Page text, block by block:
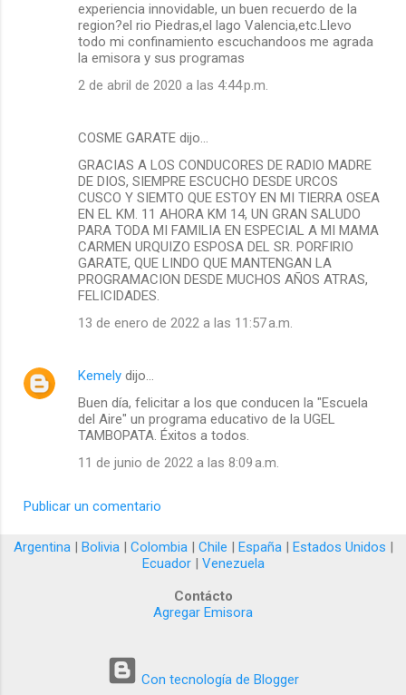
experiencia innovidable, un buen recuerdo de la
region?el rio Piedras,el lago Valencia,etc.Llevo
todo mi confinamiento escuchandoos me agrada
la emisora y sus programas
2 de abril de 2020 a las 4:44 p.m.
COSME GARATE dijo…
GRACIAS A LOS CONDUCORES DE RADIO MADRE
DE DIOS, SIEMPRE ESCUCHO DESDE URCOS
CUSCO Y SIEMTO QUE ESTOY EN MI TIERRA OSEA
EN EL KM. 11 AHORA KM 14, UN GRAN SALUDO
PARA TODA MI FAMILIA EN ESPECIAL A MI MAMA
CARMEN URQUIZO ESPOSA DEL SR. PORFIRIO
GARATE, QUE LINDO QUE MANTENGAN LA
PROGRAMACION DESDE MUCHOS AÑOS ATRAS,
FELICIDADES.
13 de enero de 2022 a las 11:57 a.m.
Kemely dijo…
Buen día, felicitar a los que conducen la "Escuela
del Aire" un programa educativo de la UGEL
TAMBOPATA. Éxitos a todos.
11 de junio de 2022 a las 8:09 a.m.
Publicar un comentario
Argentina| Bolivia| Colombia| Chile | España| Estados Unidos |
Ecuador| Venezuela
Contácto
Agregar Emisora
Con tecnología de Blogger